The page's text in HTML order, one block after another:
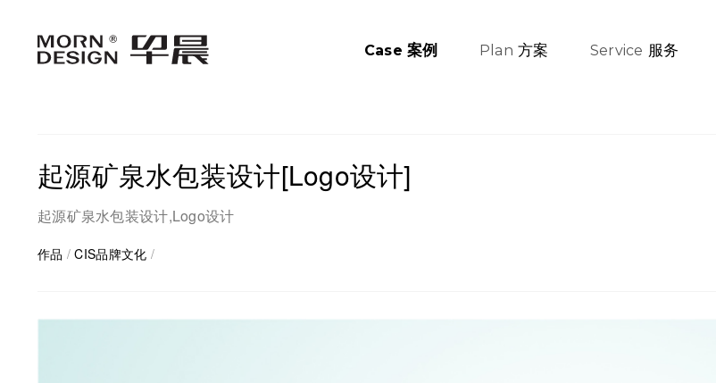
Case 案例 Plan 方案 Service 服务
起源矿泉水包装设计[Logo设计]
起源矿泉水包装设计,Logo设计
作品 /CIS品牌文化 /